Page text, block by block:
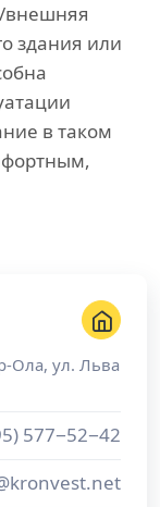
внешняя
здания или
в таком
Ола, ул. Льва
577−52−42